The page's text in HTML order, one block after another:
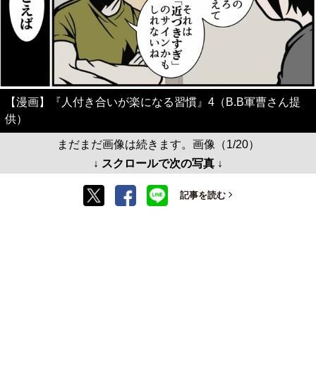
【漫画】『人付き合いが楽になる習慣』4（B.B軍曹さん提
供）
まだまだ画像は続きます。画像（1/20）
↓ スクロールで次の写真 ↓
記事を読む